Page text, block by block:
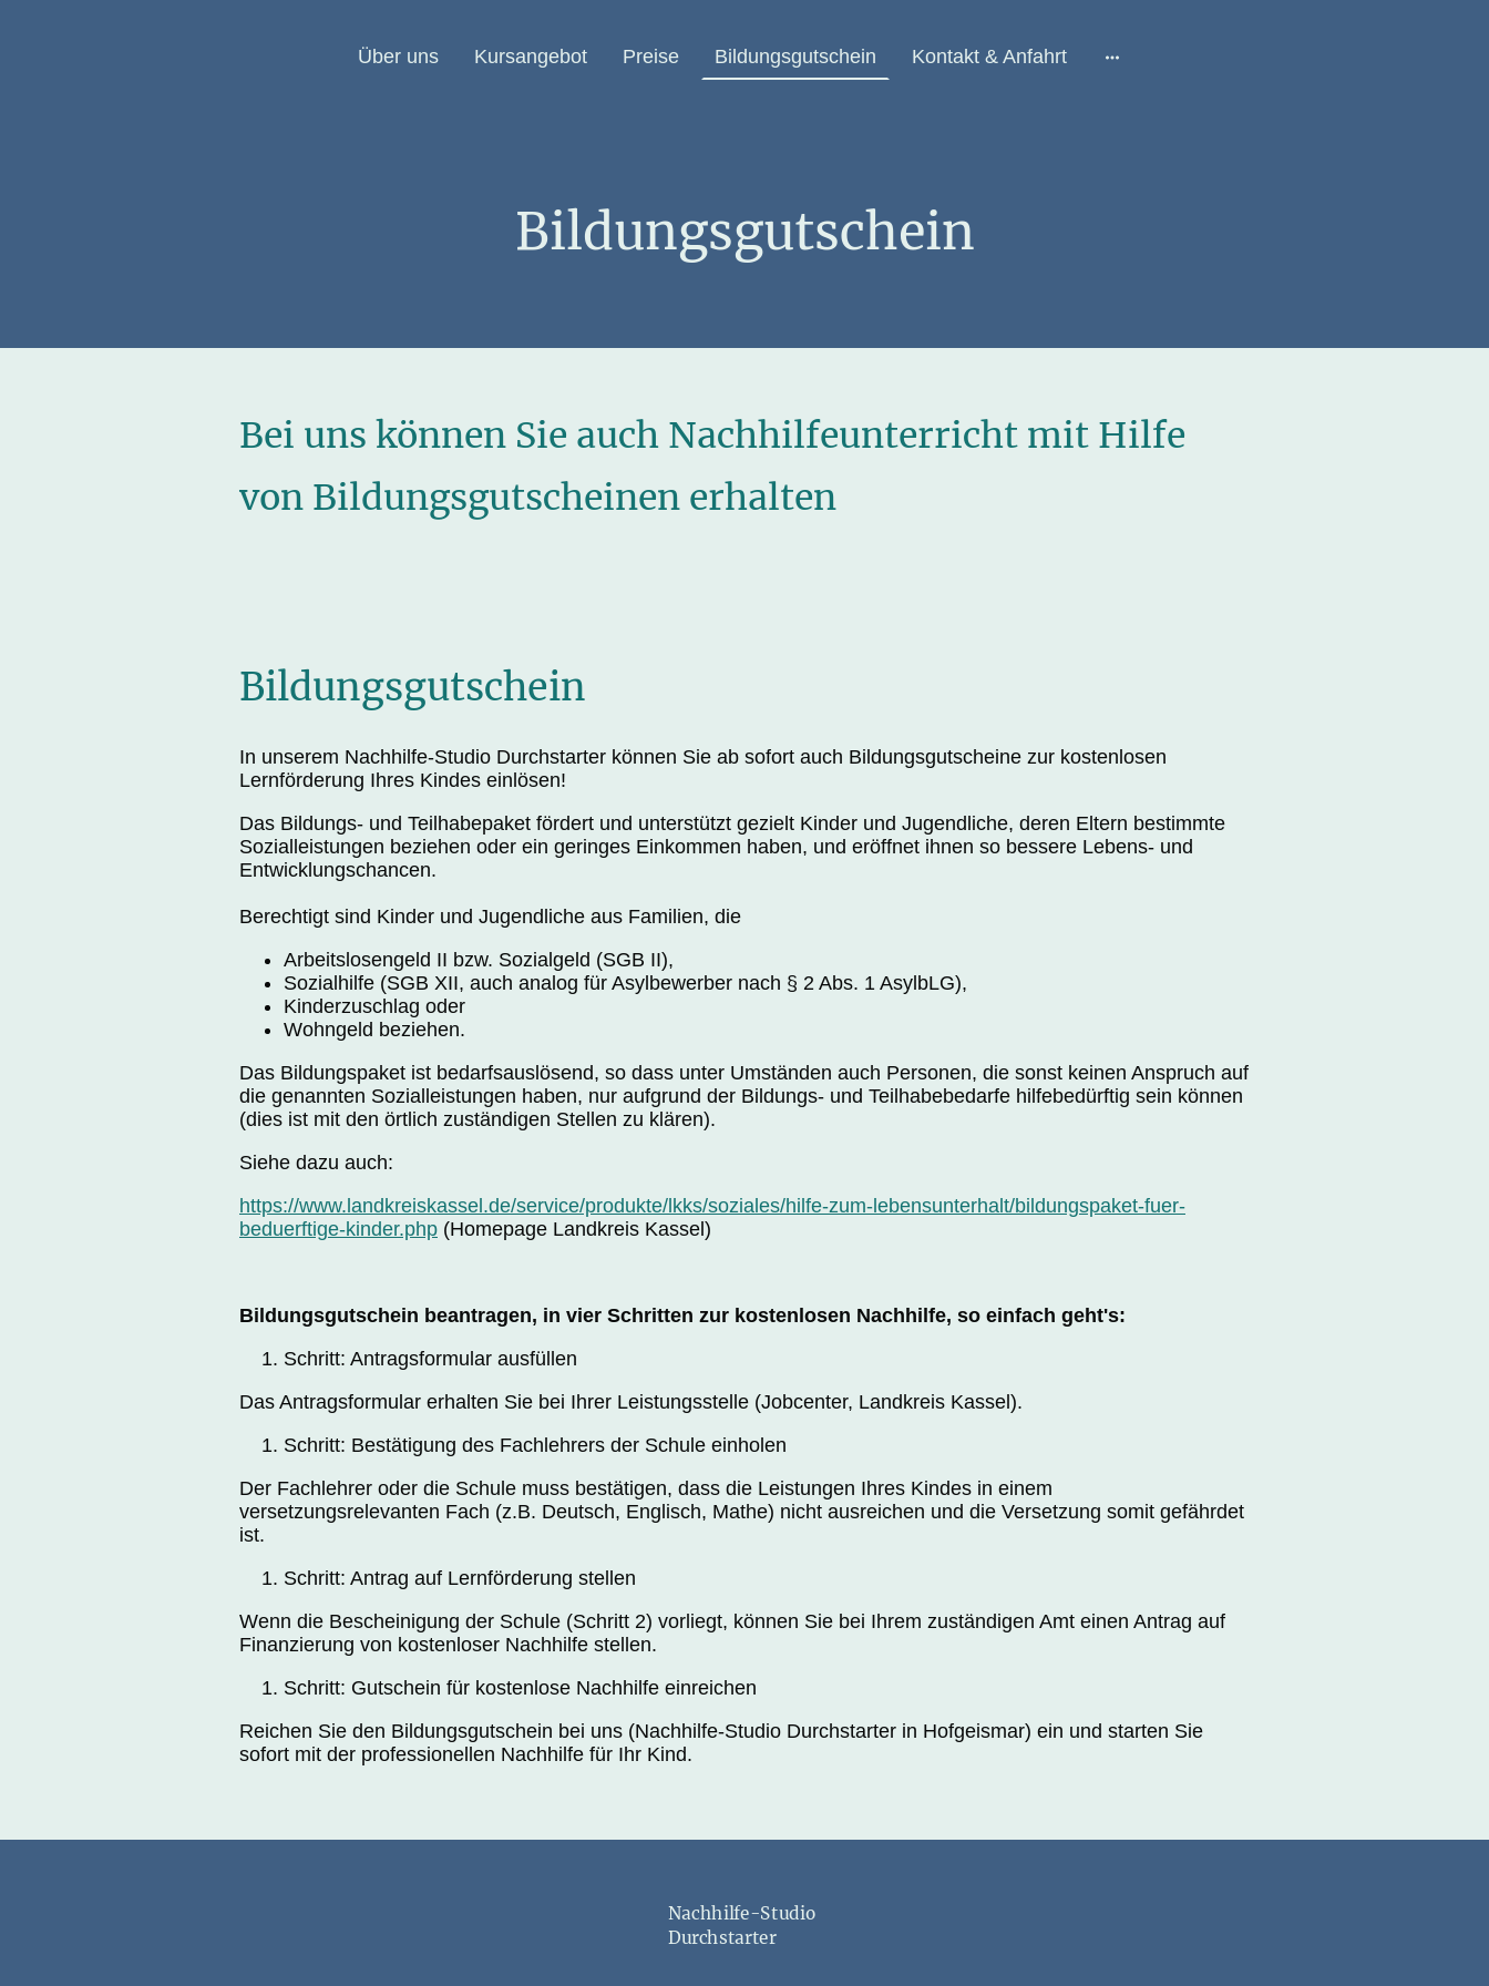
Über uns Kursangebot Preise Bildungsgutschein Kontakt & Anfahrt
Bildungsgutschein
Bei uns können Sie auch Nachhilfeunterricht mit Hilfe
von Bildungsgutscheinen erhalten
Bildungsgutschein
In unserem Nachhilfe-Studio Durchstarter können Sie ab sofort auch Bildungsgutscheine zur kostenlosen
Lernförderung Ihres Kindes einlösen!
Das Bildungs- und Teilhabepaket fördert und unterstützt gezielt Kinder und Jugendliche, deren Eltern bestimmte
Sozialleistungen beziehen oder ein geringes Einkommen haben, und eröffnet ihnen so bessere Lebens- und
Entwicklungschancen.
Berechtigt sind Kinder und Jugendliche aus Familien, die
Arbeitslosengeld II bzw. Sozialgeld (SGB II),
Sozialhilfe (SGB XII, auch analog für Asylbewerber nach § 2 Abs. 1 AsylbLG),
Kinderzuschlag oder
Wohngeld beziehen.
Das Bildungspaket ist bedarfsauslösend, so dass unter Umständen auch Personen, die sonst keinen Anspruch auf
die genannten Sozialleistungen haben, nur aufgrund der Bildungs- und Teilhabebedarfe hilfebedürftig sein können
(dies ist mit den örtlich zuständigen Stellen zu klären).
Siehe dazu auch:
https://www.landkreiskassel.de/service/produkte/lkks/soziales/hilfe-zum-lebensunterhalt/bildungspaket-fuer-
beduerftige-kinder.php (Homepage Landkreis Kassel)
Bildungsgutschein beantragen, in vier Schritten zur kostenlosen Nachhilfe, so einfach geht's:
Schritt: Antragsformular ausfüllen
Das Antragsformular erhalten Sie bei Ihrer Leistungsstelle (Jobcenter, Landkreis Kassel).
Schritt: Bestätigung des Fachlehrers der Schule einholen
Der Fachlehrer oder die Schule muss bestätigen, dass die Leistungen Ihres Kindes in einem
versetzungsrelevanten Fach (z.B. Deutsch, Englisch, Mathe) nicht ausreichen und die Versetzung somit gefährdet
ist.
Schritt: Antrag auf Lernförderung stellen
Wenn die Bescheinigung der Schule (Schritt 2) vorliegt, können Sie bei Ihrem zuständigen Amt einen Antrag auf
Finanzierung von kostenloser Nachhilfe stellen.
Schritt: Gutschein für kostenlose Nachhilfe einreichen
Reichen Sie den Bildungsgutschein bei uns (Nachhilfe-Studio Durchstarter in Hofgeismar) ein und starten Sie
sofort mit der professionellen Nachhilfe für Ihr Kind.
Nachhilfe-Studio
Durchstarter